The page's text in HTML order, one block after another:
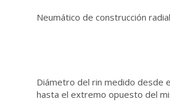
Neumático de construcción
Diámetro del rin medido desde
hasta el extremo opuesto del